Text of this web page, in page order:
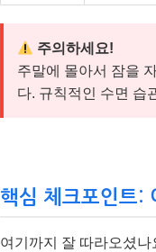
주의하세요!
주말에 몰아서 잠을
다. 규칙적인 수면 습
핵심 체크포인트:
여기까지 잘 따라오셨